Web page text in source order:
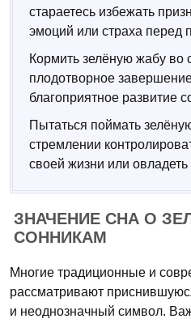
стараетесь избежать
эмоций или страха перед
Кормить зелёную жабу во
плодотворное
благоприятное развитие
Пытаться поймать
стремлении
своей жизни или
ЗНАЧЕНИЕ СНА О
СОННИКАМ
Многие традиционные и
рассматривают
и неоднозначный символ.